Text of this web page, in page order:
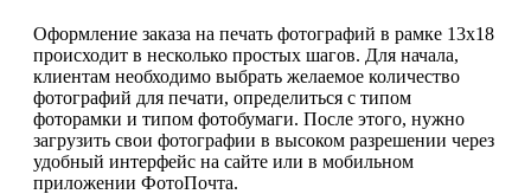
Оформление заказа на печать фотографий в рамке 13х18
происходит в несколько простых шагов. Для начала,
клиентам необходимо выбрать желаемое количество
фотографий для печати, определиться с типом
фоторамки и типом фотобумаги. После этого, нужно
загрузить свои фотографии в высоком разрешении через
удобный интерфейс на сайте или в мобильном
приложении ФотоПочта.